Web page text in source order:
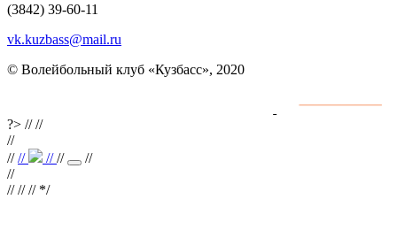
(3842) 39-60-11
vk.kuzbass@mail.ru
© Волейбольный клуб «Кузбасс», 2020
?> ////
//
//// ////
//
//
//// // */